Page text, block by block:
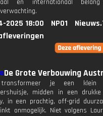
en internationaal
2025 18:00 NPO1
De Grote Verbouwing
je een klein
midden in een
in een prachtig, off-grid
onmogelijk. Niet volgens